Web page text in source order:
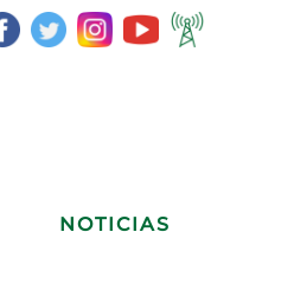
NOTICIAS